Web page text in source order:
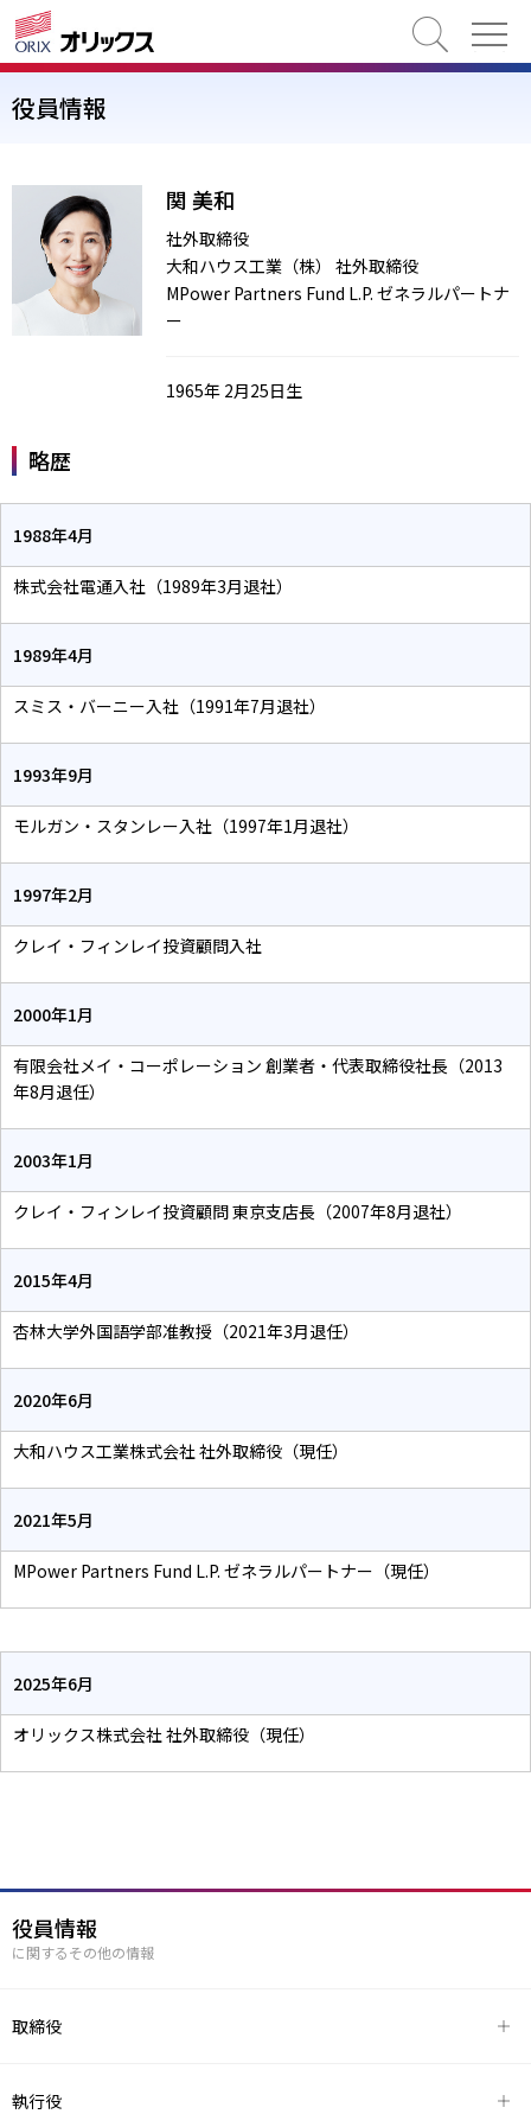
検索
役員情報
関 美和
社外取締役
大和ハウス工業（株） 社外取締役
MPower Partners Fund L.P. ゼネラルパートナ
ー
1965年 2月25日生
略歴
1988年4月
株式会社電通入社（1989年3月退社）
1989年4月
スミス・バーニー入社（1991年7月退社）
1993年9月
モルガン・スタンレー入社（1997年1月退社）
1997年2月
クレイ・フィンレイ投資顧問入社
2000年1月
有限会社メイ・コーポレーション 創業者・代表取締役社長（2013
年8月退任）
2003年1月
クレイ・フィンレイ投資顧問 東京支店長（2007年8月退社）
2015年4月
杏林大学外国語学部准教授（2021年3月退任）
2020年6月
大和ハウス工業株式会社 社外取締役（現任）
2021年5月
MPower Partners Fund L.P. ゼネラルパートナー（現任）
2025年6月
オリックス株式会社 社外取締役（現任）
役員情報
に関するその他の情報
取締役
執行役